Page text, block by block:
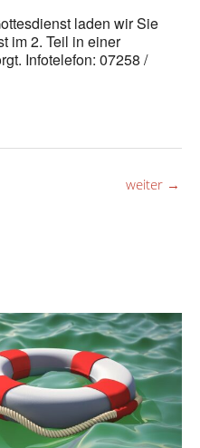
laden wir Sie
im 2. Teil in einer
Infotelefon: 07258 /
weiter →